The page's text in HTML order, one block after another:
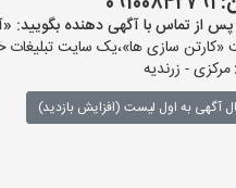
از تماس با آگهی دهنده بگویید: «آگهی
«کارتن سازی ها»،یک سایت تبلیغات
مرکزی - زرندیه
آگهی به اول لیست (افزایش بازدید)